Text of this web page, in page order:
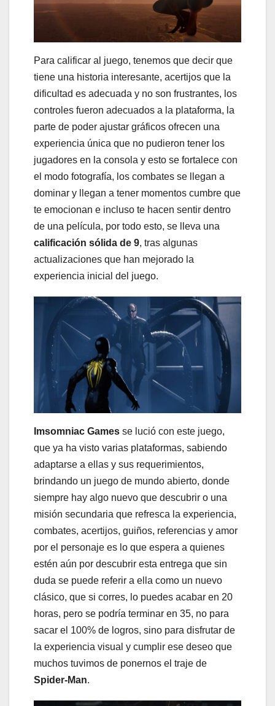
Para calificar al juego, tenemos que decir que
tiene una historia interesante, acertijos que la
dificultad es adecuada y no son frustrantes, los
controles fueron adecuados a la plataforma, la
parte de poder ajustar gráficos ofrecen una
experiencia única que no pudieron tener los
jugadores en la consola y esto se fortalece con
el modo fotografía, los combates se llegan a
dominar y llegan a tener momentos cumbre que
te emocionan e incluso te hacen sentir dentro
de una película, por todo esto, se lleva una
calificación sólida de 9, tras algunas
actualizaciones que han mejorado la
experiencia inicial del juego.
Imsomniac Games se lució con este juego,
que ya ha visto varias plataformas, sabiendo
adaptarse a ellas y sus requerimientos,
brindando un juego de mundo abierto, donde
siempre hay algo nuevo que descubrir o una
misión secundaria que refresca la experiencia,
combates, acertijos, guiños, referencias y amor
por el personaje es lo que espera a quienes
estén aún por descubrir esta entrega que sin
duda se puede referir a ella como un nuevo
clásico, que si corres, lo puedes acabar en 20
horas, pero se podría terminar en 35, no para
sacar el 100% de logros, sino para disfrutar de
la experiencia visual y cumplir ese deseo que
muchos tuvimos de ponernos el traje de
Spider-Man.